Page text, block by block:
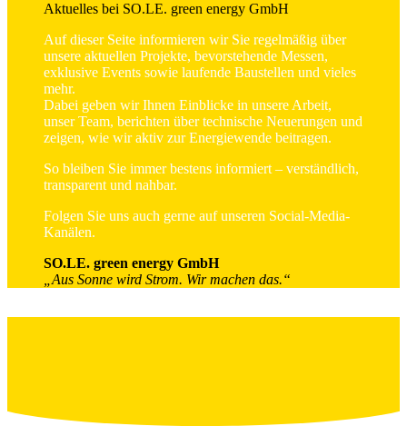
Aktuelles bei SO.LE. green energy GmbH
Auf dieser Seite informieren wir Sie regelmäßig über
unsere aktuellen Projekte, bevorstehende Messen,
exklusive Events sowie laufende Baustellen und vieles
mehr.
Dabei geben wir Ihnen Einblicke in unsere Arbeit,
unser Team, berichten über technische Neuerungen und
zeigen, wie wir aktiv zur Energiewende beitragen.
So bleiben Sie immer bestens informiert – verständlich,
transparent und nahbar.
Folgen Sie uns auch gerne auf unseren Social-Media-
Kanälen.
SO.LE. green energy GmbH
„Aus Sonne wird Strom. Wir machen das.“